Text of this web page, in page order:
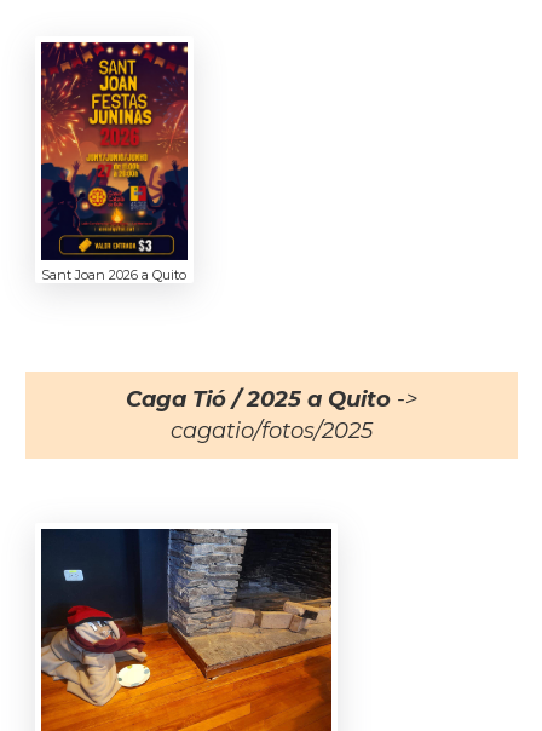
Sant Joan 2026 a Quito
Caga Tió / 2025 a Quito->
cagatio/fotos/2025